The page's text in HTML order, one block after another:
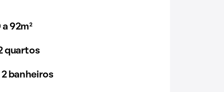
92m²
quartos
banheiros